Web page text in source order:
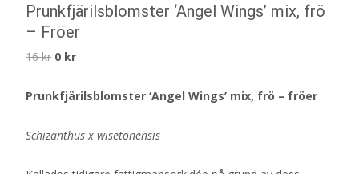
Prunkfjärilsblomster ‘Angel Wings’ mix, frö
– Fröer
16kr Det
priset
16 kr.
0 krDet
priset
0 kr.
Prunkfjärilsblomster ‘Angel Wings’ mix, frö – fröer
Schizanthus x wisetonensis